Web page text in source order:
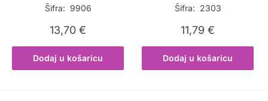
Šifra: 9906
13,70€
Dodaj u košaricu
Šifra: 2303
11,79€
Dodaj u košaricu